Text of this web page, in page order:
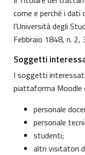
come e perché i
l’Università degli
Febbraio 1848, n. 2,
Soggetti
I soggetti
piattaforma Moodle
personale
personale
studenti;
altri visitatori